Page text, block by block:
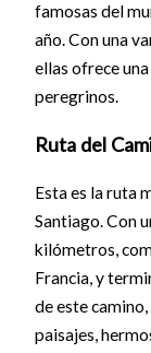
famosas del
año. Con una
ellas ofrece
peregrinos.
Ruta del
Esta es la ruta
Santiago. Con
kilómetros,
Francia, y
de este
paisajes,